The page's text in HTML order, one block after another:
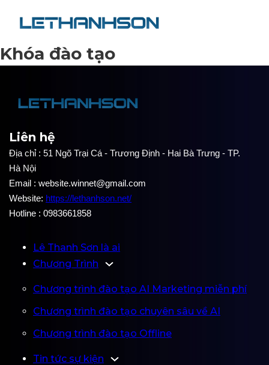
Khóa đào tạo
Liên hệ
Địa chỉ : 51 Ngõ Trại Cá - Trương Định - Hai Bà Trưng - TP.
Hà Nội
Email : website.winnet@gmail.com
Website: https://lethanhson.net/
Hotline : 0983661858
Lê Thanh Sơn là ai
Chương Trình
Chương trình đào tạo AI Marketing miễn phí
Chương trình đào tạo chuyên sâu về AI
Chương trình đào tạo Offline
Tin tức sự kiện